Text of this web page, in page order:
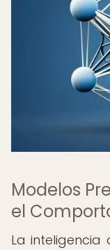
Modelos
el
La inteligencia